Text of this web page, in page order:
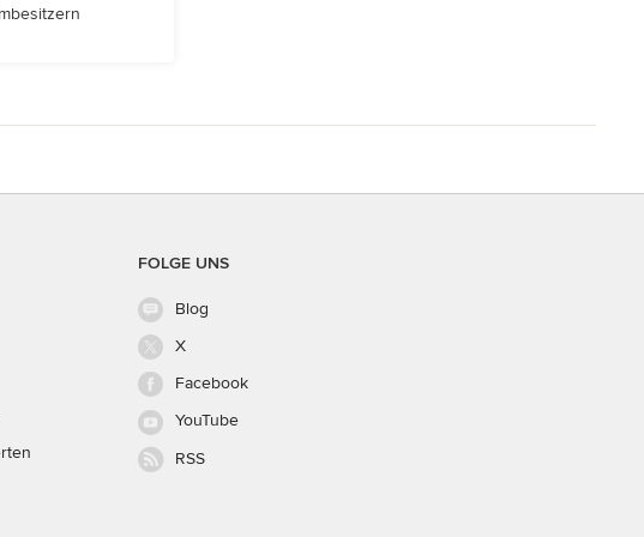
FOLGE UNS
Blog
X
Facebook
YouTube
RSS